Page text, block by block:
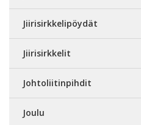
Jiirisirkkelipöydät
Jiirisirkkelit
Johtoliitinpihdit
Joulu